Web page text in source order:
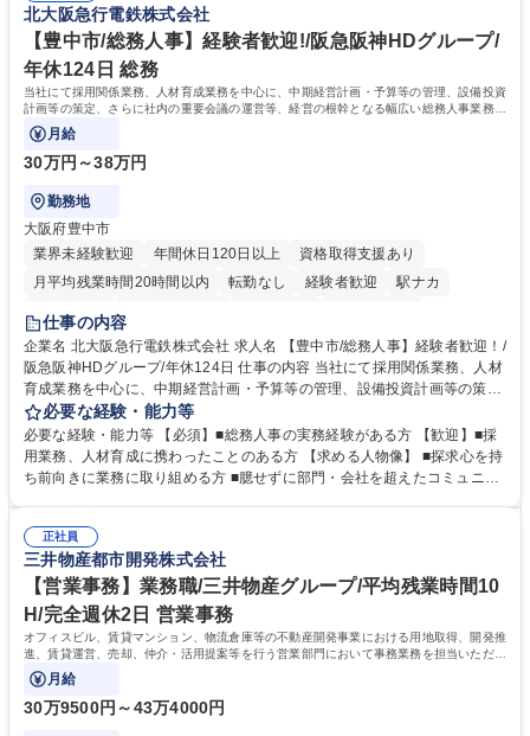
を進めやすく定着率の高い環境です。 募集職種 東京【経理・総務】週1日
出社程度のリモート中心/残業基本無/独立系ファーム
ライフバランスを重視する方に最適な環境です（フルリモートも面接で相
談可）。【求める人物像】幅広いバックオフィス業務に柔軟に対応でき、
社内外と円滑にコミュニケーションを取りながら業務を推進できる方 学
歴・資格 学歴：大学院 大学 高専 短大 専修学校 高校 語学力： 資格：
北大阪急行電鉄株式会社
【豊中市/総務人事】経験者歓迎!/阪急阪神HDグループ/
年休124日 総務
当社にて採用関係業務、人材育成業務を中心に、中期経営計画・予算等の管理、設備投資
計画等の策定、さらに社内の重要会議の運営等、経営の根幹となる幅広い総務人事業務全
般を担当していただきます。
月給
30万円～38万円
勤務地
大阪府豊中市
業界未経験歓迎
年間休日120日以上
資格取得支援あり
月平均残業時間20時間以内
転勤なし 経験者歓迎
駅ナカ
退職金あり
土日祝休み
服装自由 昼食補助あり 食事補助あり
仕事の内容
企業名 北大阪急行電鉄株式会社 求人名 【豊中市/総務人事】経験者歓迎！/
阪急阪神HDグループ/年休124日 仕事の内容 当社にて採用関係業務、人材
育成業務を中心に、中期経営計画・予算等の管理、設備投資計画等の策
定、さらに社内の重要会議の運営等、経営の根幹となる幅広い総務人事業
務全般を担当していただきます。 【主な業務内容】 ■採用関係業務および
人材育成(社員研修)業務の推進 ■中期経営計画および予算等の管理 ■設備
投資計画等の策定 ■社内の重要会議の運営 ■その他総務人事業務全般 【入
務人事】経験者歓迎！/阪急阪神HDグループ/年休124日
必要な経験・能力等
必要な経験・能力等 【必須】■総務人事の実務経験がある方 【歓迎】■採
用業務、人材育成に携わったことのある方 【求める人物像】 ■探求心を持
ち前向きに業務に取り組める方 ■臆せずに部門・会社を超えたコミュニケ
囲のメンバーと協調しつつ主体性を持って能動的に業務を推進できる方 学
歴・資格 学歴：大学院 大学 高専 短大 専修学校 高校 語学力： 資格：
正社員
三井物産都市開発株式会社
【営業事務】業務職/三井物産グループ/平均残業時間10
H/完全週休2日 営業事務
オフィスビル、賃貸マンション、物流倉庫等の不動産開発事業における用地取得、開発推
進、賃貸運営、売却、仲介・活用提案等を行う営業部門において事務業務を担当いただき
ます。
月給
30万9500円～43万4000円